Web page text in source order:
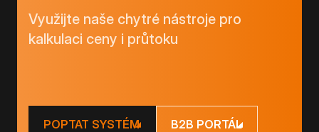
Využijte naše chytré nástroje pro
kalkulaci ceny i průtoku
B2B PORTÁL
POPTAT SYSTÉM